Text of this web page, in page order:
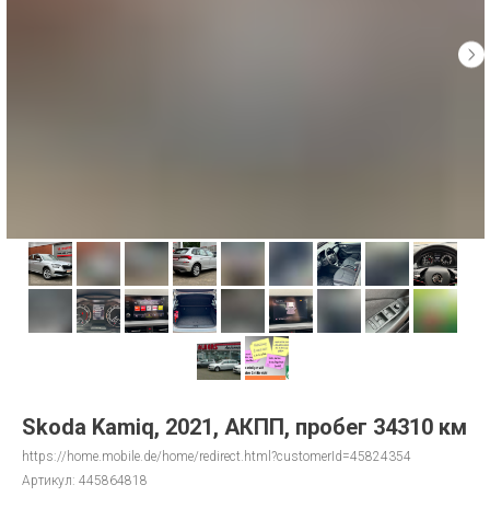
Skoda Kamiq, 2021, АКПП, пробег 34310 км
https://home.mobile.de/home/redirect.html?customerId=45824354
Артикул: 445864818